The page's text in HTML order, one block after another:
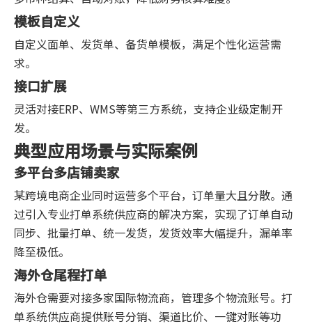
模板自定义
自定义面单、发货单、备货单模板，满足个性化运营需
求。
接口扩展
灵活对接ERP、WMS等第三方系统，支持企业级定制开
发。
典型应用场景与实际案例
多平台多店铺卖家
某跨境电商企业同时运营多个平台，订单量大且分散。通
过引入专业打单系统供应商的解决方案，实现了订单自动
同步、批量打单、统一发货，发货效率大幅提升，漏单率
降至极低。
海外仓尾程打单
海外仓需要对接多家国际物流商，管理多个物流账号。打
单系统供应商提供账号分销、渠道比价、一键对账等功